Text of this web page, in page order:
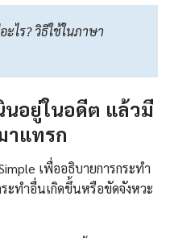
ะไร? วิธีใช้ในภาษา
นอยู่ในอดีต แล้วมี
าแทรก
เพื่ออธิบายการกระทำ
ะทำอื่นเกิดขึ้นหรือขัดจังหวะ